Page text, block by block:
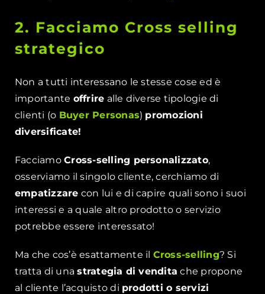
2. Facciamo Cross selling
strategico
Non a tutti interessano le stesse cose ed è
importante offrire alle diverse tipologie di
clienti (o Buyer Personas) promozioni
diversificate!
FacciamoCross-selling personalizzato,
osserviamo il singolo cliente, cerchiamo di
empatizzare con lui e di capire quali sono i suoi
interessi e a quale altro prodotto o servizio
potrebbe essere interessato!
Ma che cos’è esattamente il Cross-selling? Si
tratta di unastrategia di vendita che propone
al cliente l’acquisto di prodotti o servizi